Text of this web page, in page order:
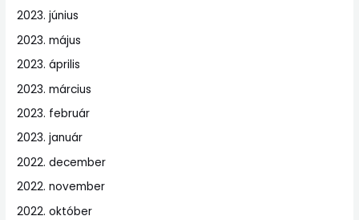
2023. június
2023. május
2023. április
2023. március
2023. február
2023. január
2022. december
2022. november
2022. október